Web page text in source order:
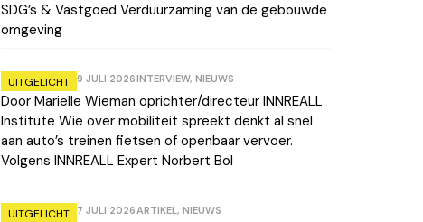
SDG’s & Vastgoed Verduurzaming van de gebouwde
omgeving
UITGELICHT 9 JULI 2026INTERVIEW,NIEUWS
Door Mariëlle Wieman oprichter/directeur INNREALL
Institute Wie over mobiliteit spreekt denkt al snel
aan auto’s treinen fietsen of openbaar vervoer.
Volgens INNREALL Expert Norbert Bol
UITGELICHT 7 JULI 2026 ARTIKEL,NIEUWS